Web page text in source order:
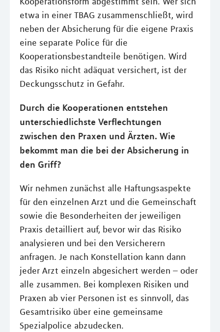
etwa in einer TBAG zusammenschließt, wird
neben der Absicherung für die eigene Praxis
eine separate Police für die
Kooperationsbestandteile benötigen. Wird
das Risiko nicht adäquat versichert, ist der
Deckungsschutz in Gefahr.
Durch die Kooperationen entstehen
unterschiedlichste Verflechtungen
zwischen den Praxen und Ärzten. Wie
bekommt man die bei der Absicherung in
den Griff?
Wir nehmen zunächst alle Haftungsaspekte
für den einzelnen Arzt und die Gemeinschaft
sowie die Besonderheiten der jeweiligen
Praxis detailliert auf, bevor wir das Risiko
analysieren und bei den Versicherern
anfragen. Je nach Konstellation kann dann
jeder Arzt einzeln abgesichert werden – oder
alle zusammen. Bei komplexen Risiken und
Praxen ab vier Personen ist es sinnvoll, das
Gesamtrisiko über eine gemeinsame
Spezialpolice abzudecken.